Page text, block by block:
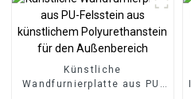
Künstliche
Wandfurnierplatte aus PU-